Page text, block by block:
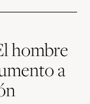
hombre
a